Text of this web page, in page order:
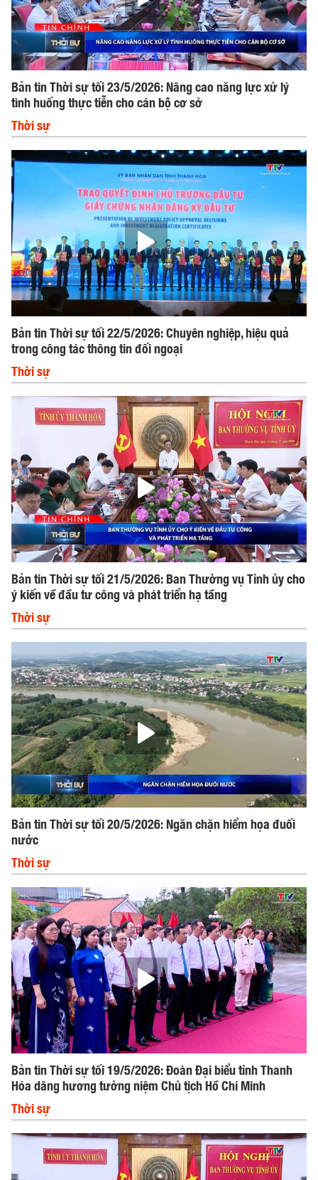
Bản tin Thời sự tối 23/5/2026: Nâng cao năng lực xử lý
tình huống thực tiễn cho cán bộ cơ sở
Thời sự
Bản tin Thời sự tối 22/5/2026: Chuyên nghiệp, hiệu quả
trong công tác thông tin đối ngoại
Thời sự
Bản tin Thời sự tối 21/5/2026: Ban Thường vụ Tỉnh ủy cho
ý kiến về đầu tư công và phát triển hạ tầng
Thời sự
Bản tin Thời sự tối 20/5/2026: Ngăn chặn hiểm họa đuối
nước
Thời sự
Bản tin Thời sự tối 19/5/2026: Đoàn Đại biểu tỉnh Thanh
Hóa dâng hương tưởng niệm Chủ tịch Hồ Chí Minh
Thời sự